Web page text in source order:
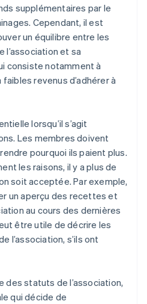
supplémentaires par le
Cependant, il est
un équilibre entre les
l’association et sa
consiste notamment à
revenus d’adhérer à
lorsqu’il s’agit
Les membres doivent
pourquoi ils paient plus.
les raisons, il y a plus de
soit acceptée. Par exemple,
un aperçu des recettes et
au cours des dernières
être utile de décrire les
l’association, s’ils ont
des statuts de l’association,
qui décide de